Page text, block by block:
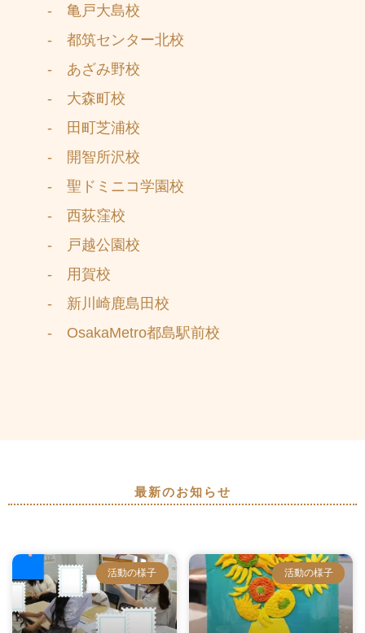
- 亀戸大島校
- 都筑センター北校
- あざみ野校
- 大森町校
- 田町芝浦校
- 開智所沢校
- 聖ドミニコ学園校
- 西荻窪校
- 戸越公園校
- 用賀校
- 新川崎鹿島田校
- OsakaMetro都島駅前校
最新のお知らせ
活動の様子 活動の様子